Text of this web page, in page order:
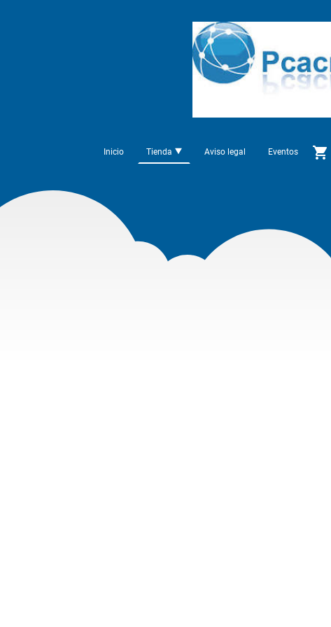
Inicio Tienda Aviso legal Eventos